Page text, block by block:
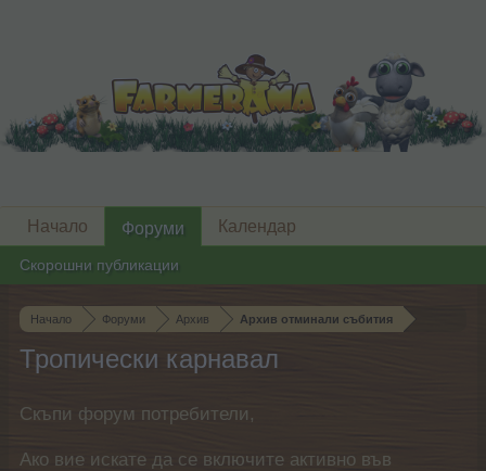
Начало Форуми Архив Архив отминали събития
Тропически карнавал
Скъпи форум потребители,
Ако вие искате да се включите активно във
Начало Форуми
Скорошни публикации
Календар